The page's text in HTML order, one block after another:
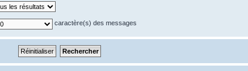
caractère(s) des messages